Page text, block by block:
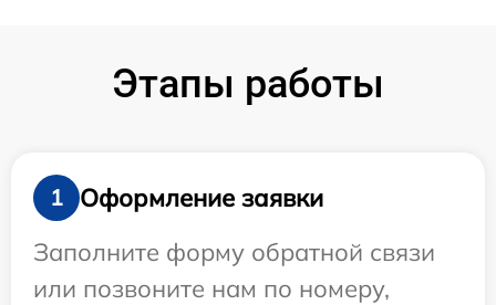
Этапы работы
1
Оформление заявки
Заполните форму обратной связи
или позвоните нам по номеру,